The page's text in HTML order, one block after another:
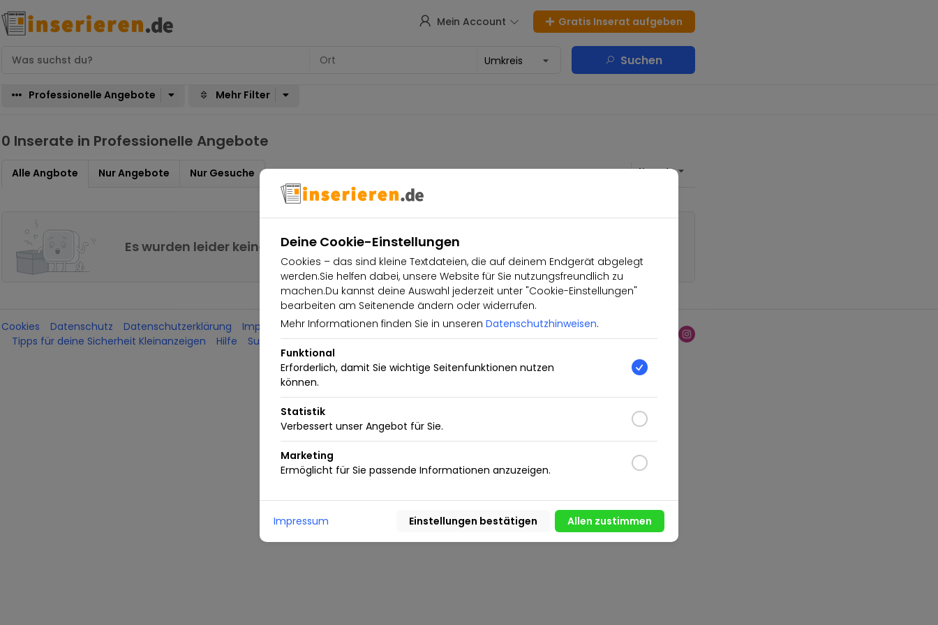
Mein Account Gratis Inserat aufgeben
Suchen
Deine Cookie-Einstellungen
Cookies – das sind kleine Textdateien, die auf deinem Endgerät abgelegt
werden.Sie helfen dabei, unsere Website für Sie nutzungsfreundlich zu
machen.Du kannst deine Auswahl jederzeit unter "Cookie-Einstellungen"
bearbeiten am Seitenende ändern oder widerrufen.
Mehr Informationen finden Sie in unseren Datenschutzhinweisen.
Funktional
Erforderlich, damit Sie wichtige Seitenfunktionen nutzen
können.
Statistik
Verbessert unser Angebot für Sie.
Marketing
Ermöglicht für Sie passende Informationen anzuzeigen.
Impressum
Professionelle Angebote Mehr Filter
0 Inserate in Professionelle Angebote
Alle Angbote Nur Angebote Nur Gesuche
Es wurden leider keine Ergebnisse gefunden
Cookies Datenschutz Datenschutzerklärung Impressum Kleinanzeigen
Nutzungsbedingungen
Tipps für deine Sicherheit Kleinanzeigen
Hilfe Support kontaktieren Inserieren.de Business